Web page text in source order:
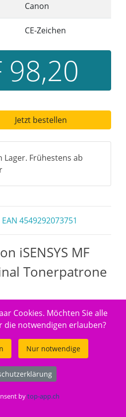
Canon
CE-Zeichen
98,20
Jetzt bestellen
Frühestens ab
4549292073751
iSENSYS MF
Tonerpatrone
Cookies. Möchten Sie alle
die notwendigen erlauben?
Nur notwendige
bytop-app.ch